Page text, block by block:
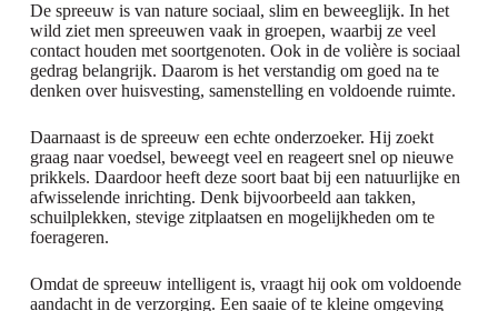
De spreeuw is van nature sociaal, slim en beweeglijk. In het
wild ziet men spreeuwen vaak in groepen, waarbij ze veel
contact houden met soortgenoten. Ook in de volière is sociaal
gedrag belangrijk. Daarom is het verstandig om goed na te
denken over huisvesting, samenstelling en voldoende ruimte.
Daarnaast is de spreeuw een echte onderzoeker. Hij zoekt
graag naar voedsel, beweegt veel en reageert snel op nieuwe
prikkels. Daardoor heeft deze soort baat bij een natuurlijke en
afwisselende inrichting. Denk bijvoorbeeld aan takken,
schuilplekken, stevige zitplaatsen en mogelijkheden om te
foerageren.
Omdat de spreeuw intelligent is, vraagt hij ook om voldoende
aandacht in de verzorging. Een saaie of te kleine omgeving